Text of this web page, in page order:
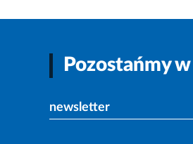
Pozostańmy
newsletter